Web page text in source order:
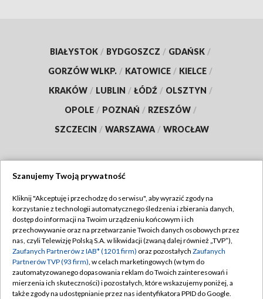
BIAŁYSTOK / BYDGOSZCZ / GDAŃSK /
GORZÓW WLKP. / KATOWICE / KIELCE /
KRAKÓW / LUBLIN / ŁÓDŹ / OLSZTYN /
OPOLE / POZNAŃ / RZESZÓW /
SZCZECIN / WARSZAWA / WROCŁAW
TVP
Abonament TVP
Emisja w TVP
Centrum informacji TVP
Naziemna Telewizja Cyfrowa
Regulamin TVP
Polityka prywatności
Moje zgody
Pomoc
Szanujemy Twoją prywatność
Kliknij "Akceptuję i przechodzę do serwisu", aby wyrazić zgody na
korzystanie z technologii automatycznego śledzenia i zbierania danych,
dostęp do informacji na Twoim urządzeniu końcowym i ich
przechowywanie oraz na przetwarzanie Twoich danych osobowych przez
nas, czyli Telewizję Polską S.A. w likwidacji (zwaną dalej również „TVP”),
Zaufanych Partnerów z IAB* (1201 firm) oraz pozostałych Zaufanych
Partnerów TVP (93 firm), w celach marketingowych (w tym do
zautomatyzowanego dopasowania reklam do Twoich zainteresowań i
mierzenia ich skuteczności) i pozostałych, które wskazujemy poniżej, a
także zgody na udostępnianie przez nas identyfikatora PPID do Google.